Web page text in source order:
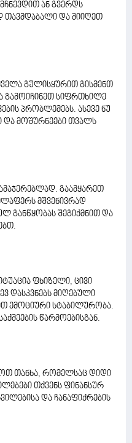
ან გვერდს
თავმდაბალი და მიიღეთ
გულისყურით გისმენთ
გამოიჩინეთ სიფრთხილე
პრობლემებს. ასევე ნუ
და მოშურნეები თვალს
გაამყარეთ
მშვენივრად
განწყობას შეგიქმნით და
ფხიზელი, ცივი
დასკვნებს მიღებული
ემოციური სტაბილურობა.
წარმოებისგან.
თანხა, რომელსაც დიდი
თქვენს ფინანსურ
და ჩანაფიქრების